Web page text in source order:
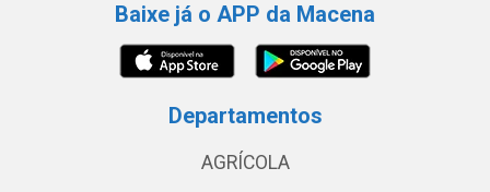
Baixe já o APP da Macena
Departamentos
AGRÍCOLA